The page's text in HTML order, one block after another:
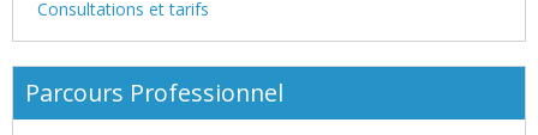
Consultations et tarifs
Parcours Professionnel